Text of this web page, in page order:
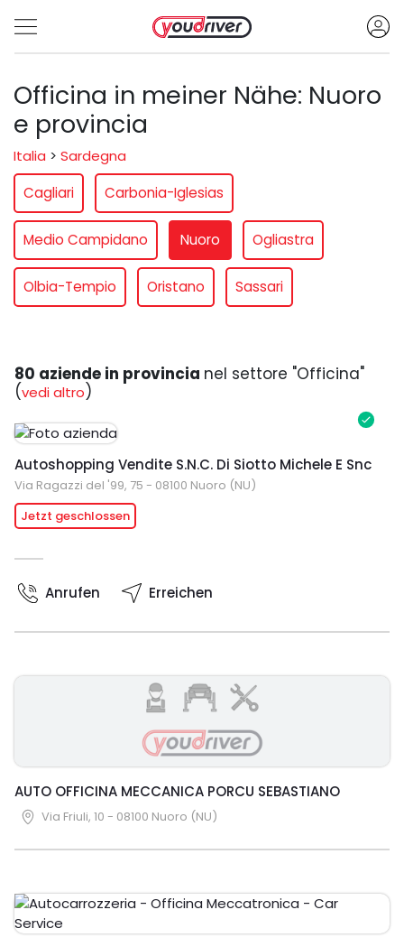
Officina in meiner Nähe: Nuoro
e provincia
Italia > Sardegna
Cagliari
Carbonia-Iglesias
Medio Campidano Nuoro Ogliastra
Olbia-Tempio Oristano Sassari
80 aziende in provincia nel settore "Officina"
(vedi altro)
Autoshopping Vendite S.N.C. Di Siotto Michele E Snc
Via Ragazzi del '99, 75 - 08100 Nuoro (NU)
Jetzt geschlossen
Anrufen Erreichen
AUTO OFFICINA MECCANICA PORCU SEBASTIANO
Via Friuli, 10 - 08100 Nuoro (NU)